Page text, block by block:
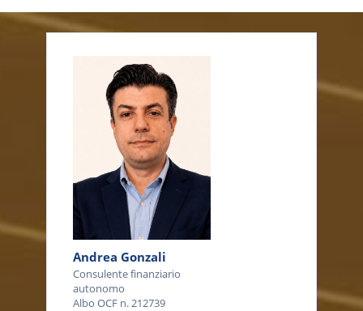
Andrea Gonzali
Consulente finanziario
autonomo
Albo OCF n. 212739